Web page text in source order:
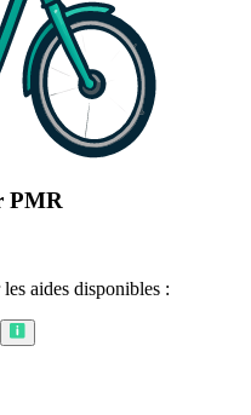
PMR
aides disponibles :